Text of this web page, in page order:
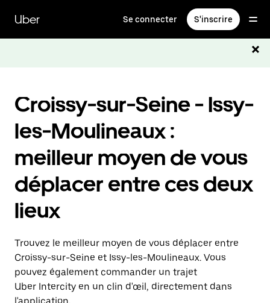
contenu
principal
Uber Se connecter S'inscrire
Croissy-sur-Seine - Issy-
les-Moulineaux :
meilleur moyen de vous
déplacer entre ces deux
lieux
Trouvez le meilleur moyen de vous déplacer entre
Croissy-sur-Seine et Issy-les-Moulineaux. Vous
pouvez également commander un trajet
Uber Intercity en un clin d'œil, directement dans